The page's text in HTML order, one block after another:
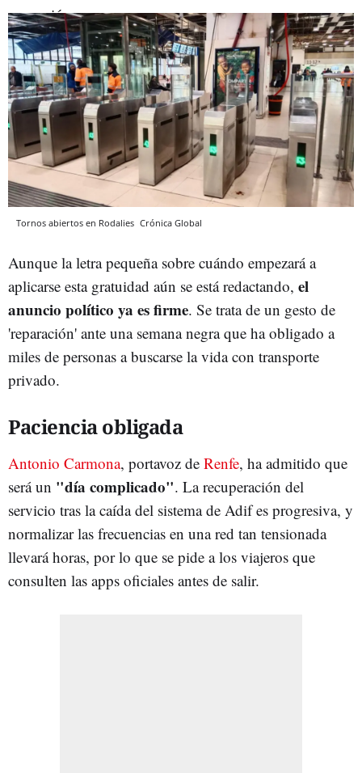
Tornos abiertos en Rodalies Crónica Global
Aunque la letra pequeña sobre cuándo empezará a
aplicarse esta gratuidad aún se está redactando, el
anuncio político ya es firme. Se trata de un gesto de
'reparación' ante una semana negra que ha obligado a
miles de personas a buscarse la vida con transporte
privado.
Paciencia obligada
Antonio Carmona, portavoz de Renfe, ha admitido que
será un "día complicado". La recuperación del
servicio tras la caída del sistema de Adif es progresiva, y
normalizar las frecuencias en una red tan tensionada
llevará horas, por lo que se pide a los viajeros que
consulten las apps oficiales antes de salir.